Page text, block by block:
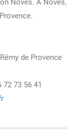
Noves. A
de Provence
73 56 41